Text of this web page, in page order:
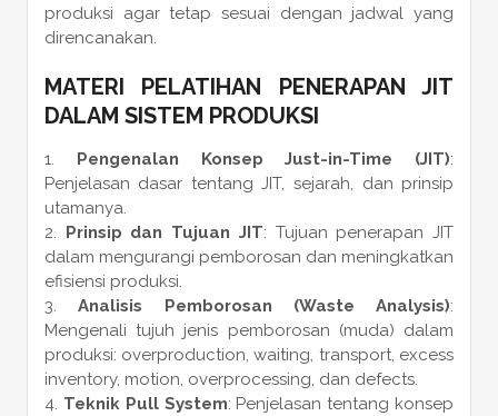
produksi agar tetap sesuai dengan jadwal yang
direncanakan.
MATERI PELATIHAN PENERAPAN JIT
DALAM SISTEM PRODUKSI
Pengenalan Konsep Just-in-Time (JIT):
Penjelasan dasar tentang JIT, sejarah, dan prinsip
utamanya.
Prinsip dan Tujuan JIT: Tujuan penerapan JIT
dalam mengurangi pemborosan dan meningkatkan
efisiensi produksi.
Analisis Pemborosan (Waste Analysis):
Mengenali tujuh jenis pemborosan (muda) dalam
produksi: overproduction, waiting, transport, excess
inventory, motion, overprocessing, dan defects.
Teknik Pull System: Penjelasan tentang konsep